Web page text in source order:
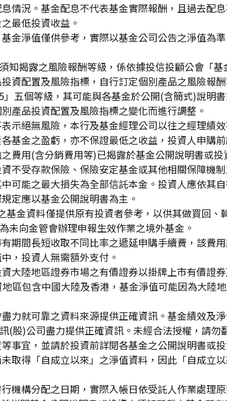
情況。基金配息不代表基金實際報酬，且過去配
最低投資收益。
金淨值僅供參考，實際以基金公司公告之淨值為
知揭露之風險報酬等級，係依據投信投顧公會「
資配置及風險指標，自行訂定個別產品之風險報
」五個等級，其可能與各基金於公開(含簡式)說
產品投資配置及風險指標之變化而進行調整。
示絕無風險，本行及基金經理公司以往之經理績
基金之盈虧，亦不保證最低之收益，投資人申購
費用(含分銷費用等)已揭露於基金公開說明書或
不受存款保險、保險安定基金或其他相關保障機
可能之最大損失為全部信託本金。投資人應依其
定應以基金公開說明書為主。
金資料僅提供原有投資者參考，以供其做買回、
未向金管會辦理申報生效作業之境外基金。
期間長短收取不同比率之遞延申購手續費，該費
，投資人無需額外支付。
大陸地區證券市場之有價證券以掛牌上市有價證
區包含中國大陸及香港，基金淨值可能因為大陸
力就可靠之資料來源提供正確資訊。基金績效及
(股)公司盡力提供正確資訊。未經合法授權，請
事宜，並請於投資前詳閱各基金之公開說明書或投
取得「自成立以來」之淨值資料，因此「自成立
機構分配之日期，實際入帳日依受託人作業處理